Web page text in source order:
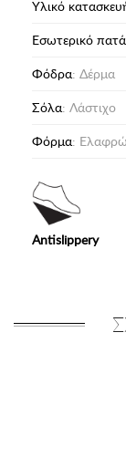
Υλικό
Eσωτερικό
Φόδρα: Δέρμα
Σόλα: Λάστιχο
Φόρμα:
Antislippery